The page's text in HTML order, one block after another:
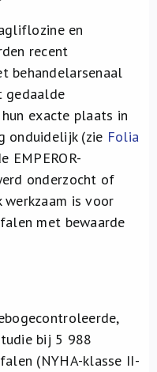
en
recent
behandelarsenaal
gedaalde
exacte plaats in
onduidelijk (zie Folia
EMPEROR-
onderzocht of
is voor
met bewaarde
bij 5 988
(NYHA-klasse II-